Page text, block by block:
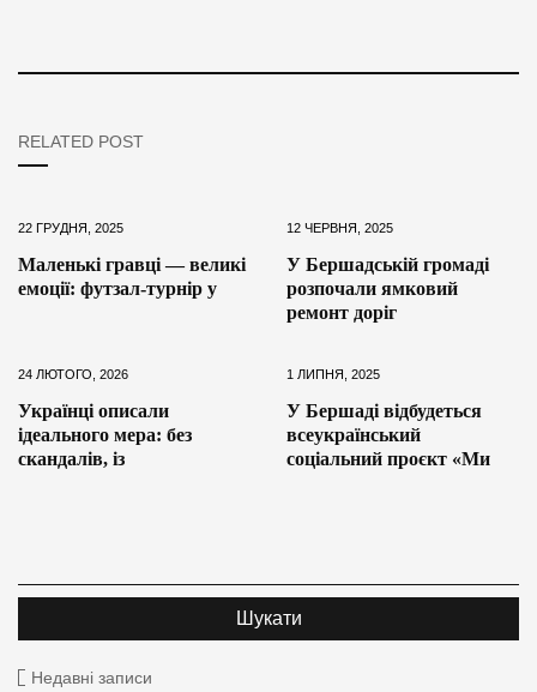
RELATED POST
22 ГРУДНЯ, 2025
Маленькі гравці — великі
емоції: футзал-турнір у
12 ЧЕРВНЯ, 2025
У Бершадській громаді
розпочали ямковий
ремонт доріг
24 ЛЮТОГО, 2026
Українці описали
ідеального мера: без
скандалів, із
1 ЛИПНЯ, 2025
У Бершаді відбудеться
всеукраїнський
соціальний проєкт «Ми
Недавні записи